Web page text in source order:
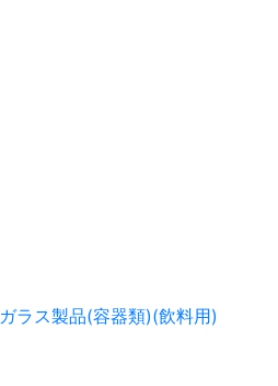
ガラス製品(容器類)(飲料用)